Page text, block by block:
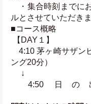
・集合時刻までに
ルとさせていただきま
■コース概略
【DAY１】
4:10 茅ヶ崎サザン
ング20分）
↓
4:50 日の